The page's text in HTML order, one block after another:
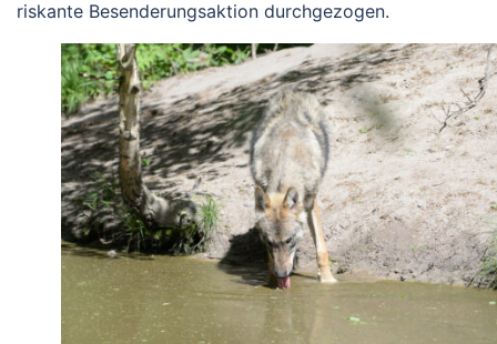
riskante Besenderungsaktion durchgezogen.